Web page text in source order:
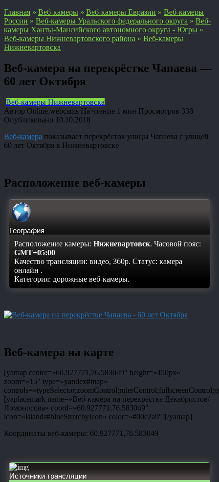
Главная » Веб-камеры » Веб-камеры Евразии » Веб-камеры
России » Веб-камеры Уральского федерального округа » Веб-
камеры Ханты-Мансийского автономного округа - Югры »
Веб-камеры Нижневартовского района » Веб-камеры
Нижневартовска
Веб-камера на перекрёстке Чапаева —
60 лет Октября
Веб-камеры Нижневартовска
Автор Online.webcams На чтение 1 мин Просмотров 338
Опубликовано 10.10.2018
Веб-камера показывает перекрёсток улицы Чапаева с улицей
60 лет Октября в Нижневартовске
Расположение веб-камеры
География
Расположение камеры: Нижневартовск. Часовой пояс:
GMT+05:00
Качество трансляции: видео, 360p. Статус: камера
онлайн .
Категория: дорожные веб-камеры.
Веб-камера на карте
[yamap center=»60.927771,76.583049″ height=»450px»
zoom=»15″ type=»yandex#map»
[yaplacemark name=»Веб-камера на перекрёстке Декабристов/
Ломоносова» coord=»60.927771,76.583049″
icon=»islands#blueStretchyIcon» color=»#00c2a9″][/yamap]
Координаты веб-камеры: 60.927771,76.583049
Источники трансляции